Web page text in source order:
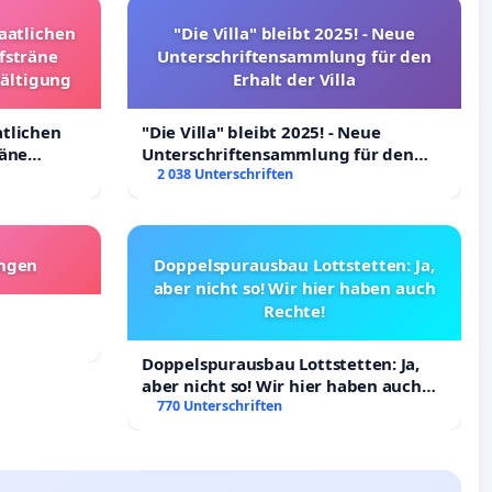
"Die Villa" bleibt 2025! - Neue
Unterschriftensammlung für den
Erhalt der Villa
"Die Villa" bleibt 2025! - Neue
Unterschriftensammlung für den
Erhalt der Villa
2 038 Unterschriften
Doppelspurausbau Lottstetten: Ja,
aber nicht so! Wir hier haben auch
Rechte!
Doppelspurausbau Lottstetten: Ja,
aber nicht so! Wir hier haben auch
Rechte!
770 Unterschriften